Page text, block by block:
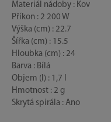
Materiál nádoby : Kov
Příkon : 2 200 W
Výška (cm) : 22.7
Šířka (cm) : 15.5
Hloubka (cm) : 24
Barva : Bílá
Objem (l) : 1,7 l
Hmotnost : 2 g
Skrytá spirála : Ano